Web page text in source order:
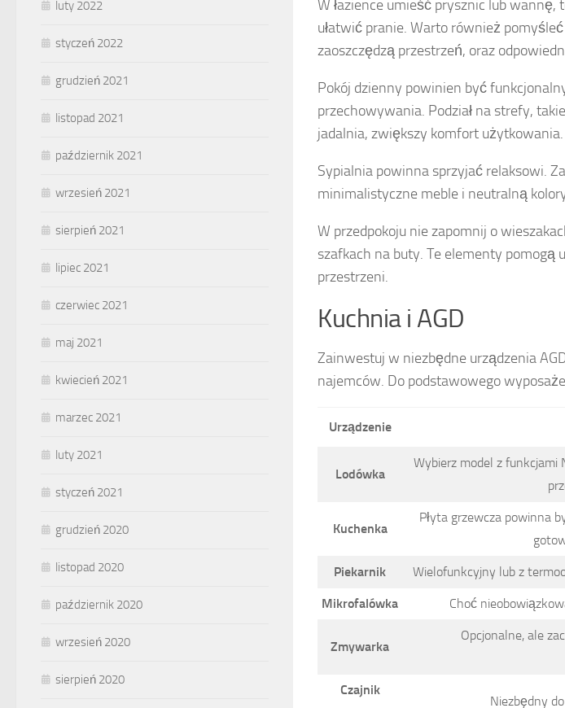
W łazience umieść prysznic lub
ułatwić pranie. Warto również
zaoszczędzą przestrzeń, oraz
Pokój dzienny powinien być
przechowywania. Podział na strefy,
jadalnia, zwiększy komfort użytkowania.
Sypialnia powinna sprzyjać relaksowi.
minimalistyczne meble i neutralną
W przedpokoju nie zapomnij o
szafkach na buty. Te elementy
przestrzeni.
Kuchnia i AGD
Zainwestuj w niezbędne urządzenia
najemców. Do podstawowego
Urządzenie
Lodówka
Wybierz model z funkcjami
Kuchenka
Płyta grzewcza powinna
Piekarnik Wielofunkcyjny lub z
Mikrofalówka Choć
Zmywarka
Opcjonalne, ale
Czajnik
Niezbędny
luty 2022
styczeń 2022
grudzień 2021
listopad 2021
październik 2021
wrzesień 2021
sierpień 2021
lipiec 2021
czerwiec 2021
maj 2021
kwiecień 2021
marzec 2021
luty 2021
styczeń 2021
grudzień 2020
listopad 2020
październik 2020
wrzesień 2020
sierpień 2020